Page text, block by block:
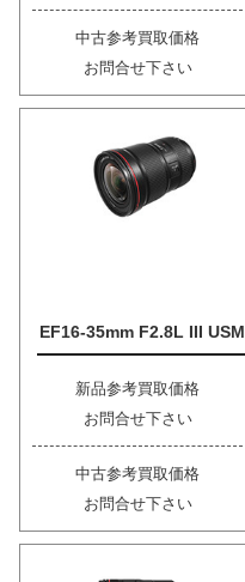
中古参考買取価格
お問合せ下さい
EF16-35mm F2.8L III USM
新品参考買取価格
お問合せ下さい
中古参考買取価格
お問合せ下さい